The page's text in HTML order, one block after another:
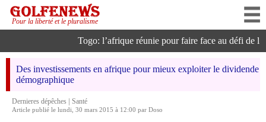
Pour la liberté et le pluralisme
Togo: l’afrique réunie pour faire face au défi de
Des investissements en afrique pour mieux exploiter le dividende
démographique
Dernieres dépêches
Santé
Article publié le lundi, 30 mars 2015 à 12:00 par Doso